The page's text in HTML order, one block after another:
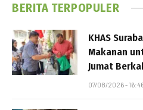
BERITA TERPOPULER
KHAS
Makanan
Jumat
07/08/2026 -